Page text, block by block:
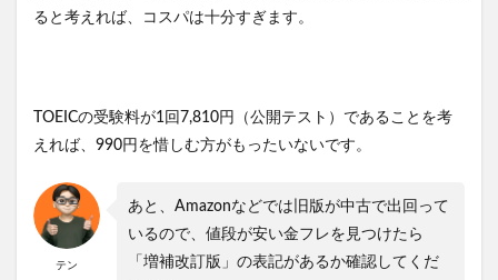
ると考えれば、コスパは十分すぎます。
TOEICの受験料が1回7,810円（公開テスト）であることを考
えれば、990円を惜しむ方がもったいないです。
テン
あと、Amazonなどでは旧版が中古で出回って
いるので、値段が安い金フレを見つけたら
「増補改訂版」の表記があるか確認してくだ